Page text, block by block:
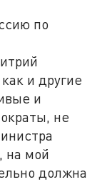
по
и другие
и
не
на мой
должна